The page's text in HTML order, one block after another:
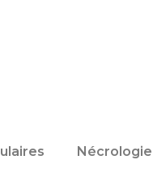
Nécrologie